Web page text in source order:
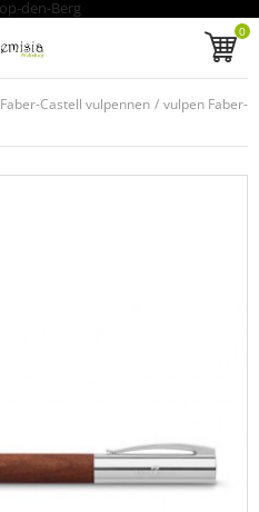
0
Faber-Castell vulpennen / vulpen Faber-